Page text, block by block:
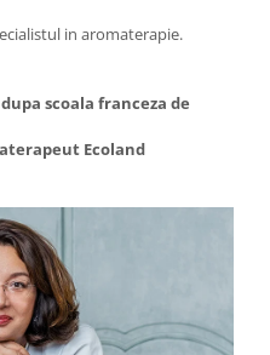
in aromaterapie.
scoala franceza de
Ecoland